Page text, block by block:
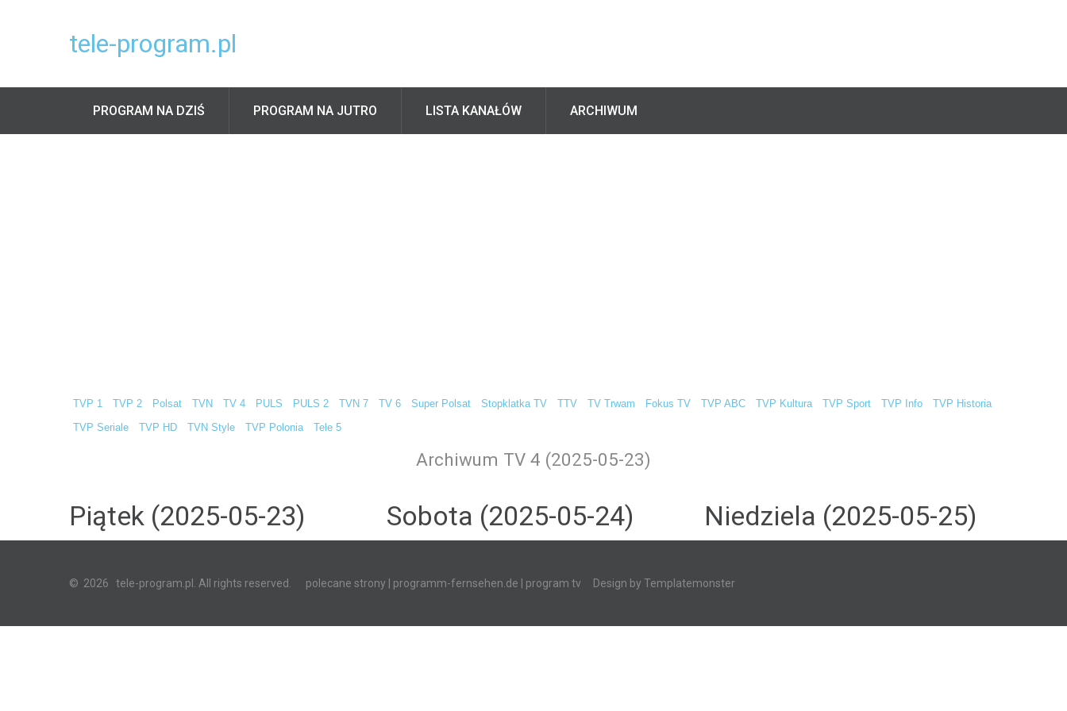
tele-program.pl
PROGRAM NA DZIŚ PROGRAM NA JUTRO LISTA KANAŁÓW ARCHIWUM
TVP 1 TVP 2 Polsat TVN TV 4 PULS PULS 2 TVN 7 TV 6 Super Polsat Stopklatka TV TTV TV Trwam Fokus TV TVP ABC TVP Kultura TVP Sport TVP Info TVP Historia
TVP Seriale TVP HD TVN Style TVP Polonia Tele 5
Archiwum TV 4 (2025-05-23)
Piątek (2025-05-23) Sobota (2025-05-24) Niedziela (2025-05-25)
© 2026 tele-program.pl. All rights reserved. polecane strony programm-fernsehen.de | program tv Design by Templatemonster